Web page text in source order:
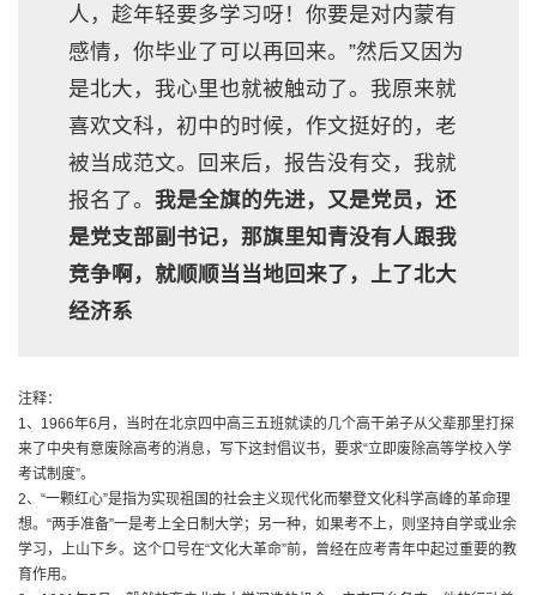
人，趁年轻要多学习呀！你要是对内蒙有
感情，你毕业了可以再回来。”然后又因为
是北大，我心里也就被触动了。我原来就
喜欢文科，初中的时候，作文挺好的，老
被当成范文。回来后，报告没有交，我就
报名了。 我是全旗的先进，又是党员，还
是党支部副书记，那旗里知青没有人跟我
竞争啊，就顺顺当当地回来了，上了北大
经济系
注释：
1、1966年6月，当时在北京四中高三五班就读的几个高干弟子从父辈那里打探
来了中央有意废除高考的消息，写下这封倡议书，要求“立即废除高等学校入学
考试制度”。
2、“一颗红心”是指为实现祖国的社会主义现代化而攀登文化科学高峰的革命理
想。“两手准备”一是考上全日制大学；另一种，如果考不上，则坚持自学或业余
学习，上山下乡。这个口号在“文化大革命”前，曾经在应考青年中起过重要的教
育作用。